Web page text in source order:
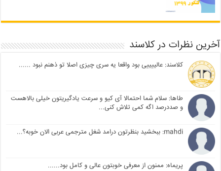
آخرین نظرات در کلاسند
کلاسند: عالییییی بود واقعا یه سری چیزی اصلا تو ذهنم نبود ......
طاها: سلام شما احتمالا آی کیو و سرعت یادگیریتون خیلی بالاهست
و صددرصد اگه کمی تلاش کنی...
mahdi: ببخشید بنظرتون درامد شغل مترجمی عربی الان خوبه؟...
پریماه: ممنون از معرفی خوبتون عالی و کامل بود......